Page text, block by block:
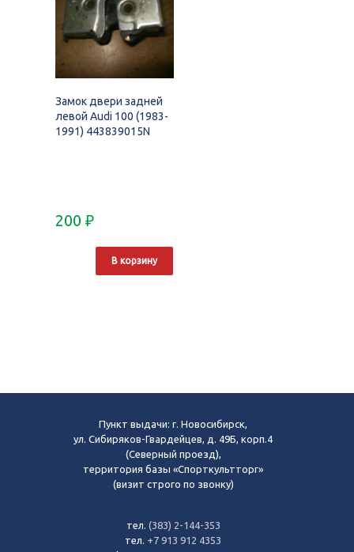
Замок двери задней
левой Audi 100 (1983-
1991) 443839015N
200 ₽
В корзину
Пункт выдачи: г. Новосибирск,
ул. Сибиряков-Гвардейцев, д. 49Б, корп.4
(Северный проезд),
территория базы «Спорткультторг»
(визит строго по звонку)
тел. (383) 2-144-353
тел. +7 913 912 4353